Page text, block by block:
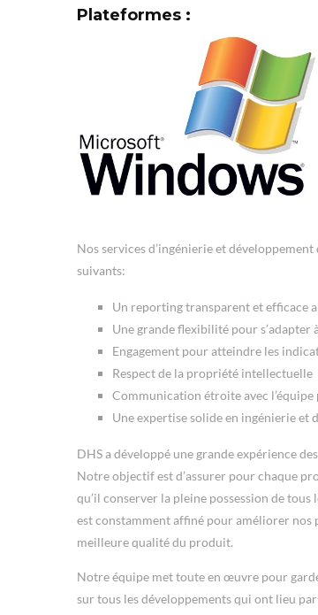
Plateformes :
Nos services d’ingénierie et
suivants:
Un reporting transparent et efficace
Une grande flexibilité pour
Engagement pour atteindre les
Respect de la propriété intellectuelle
Communication étroite avec
Une expertise solide en ingénierie et
DHS a développé une grande expérience
Notre objectif est d’assurer pour chaque
qu’il conserver la pleine possession de
est constamment affiné pour améliorer nos
meilleure qualité du produit.
Notre équipe met toute en œuvre pour
sur tous les développements qui ont lieu